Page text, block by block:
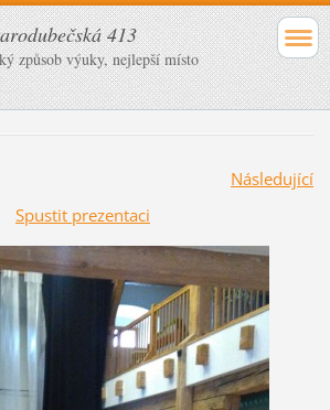
413
způsob výuky, nejlepší místo
Následující
Spustit prezentaci